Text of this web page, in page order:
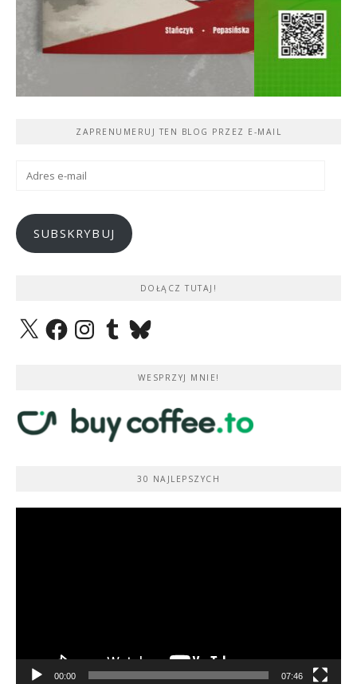
ZAPRENUMERUJ TEN BLOG PRZEZ E-MAIL
Adres
SUBSKRYBUJ
DOŁĄCZ TUTAJ!
X FacebookInstagramTumblrBluesky
WESPRZYJ MNIE!
30 NAJLEPSZYCH
00:00 07:46